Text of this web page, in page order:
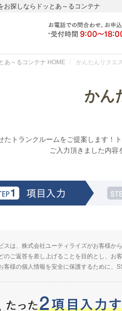
お探しならドッとあ～るコンテナ
あ～るコンテナ HOME かんたんリクエ
かん
たトランクルームをご提案します！
ご入力頂きました内容
スは、株式会社ユーティライズがお客様か
のご返答を差し上げることを目的とし、お
客様の個人情報を安全に保護するために、